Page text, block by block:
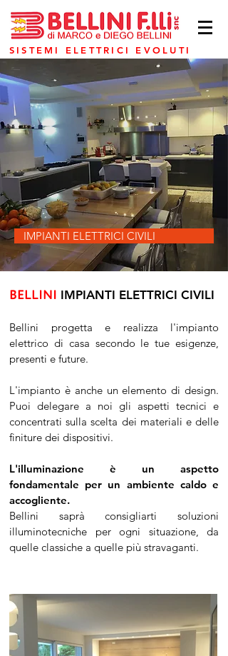
SISTEMI ELETTRICI EVOLUTI
IMPIANTI ELETTRICI CIVILI
BELLINI IMPIANTI ELETTRICI CIVILI
Bellini progetta e realizza l'impianto
elettrico di casa secondo le tue esigenze,
presenti e future.
L'impianto è anche un elemento di design.
Puoi delegare a noi gli aspetti tecnici e
concentrati sulla scelta dei materiali e delle
finiture dei dispositivi.
L'illuminazione è un aspetto
fondamentale per un ambiente caldo e
accogliente.
Bellini saprà consigliarti soluzioni
illuminotecniche per ogni situazione, da
quelle classiche a quelle più stravaganti.